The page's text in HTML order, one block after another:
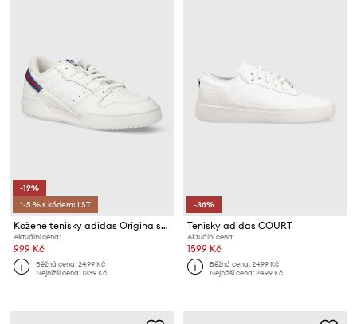
-19%
*-5 % s kódem: LST
Kožené tenisky adidas Originals Team Court 2
Aktuální cena:
999 Kč
Běžná cena:2499 Kč
Nejnižší cena:1239 Kč
-36%
Tenisky adidas COURT
Aktuální cena:
1599 Kč
Běžná cena:2499 Kč
Nejnižší cena:2499 Kč